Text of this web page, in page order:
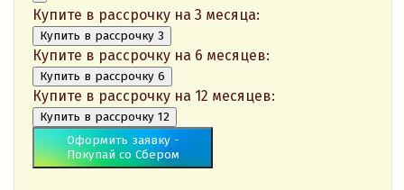
Купите в рассрочку на 3 месяца:
Купить в рассрочку 3
Купите в рассрочку на 6 месяцев:
Купить в рассрочку 6
Купите в рассрочку на 12 месяцев:
Купить в рассрочку 12
Оформить заявку -
Покупай со Сбером